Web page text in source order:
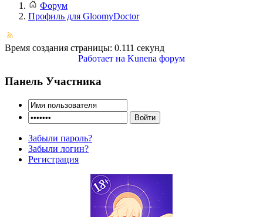
Форум
Профиль для GloomyDoctor
Время создания страницы: 0.111 секунд
Работает на Kunena форум
Панель Участника
Забыли пароль?
Забыли логин?
Регистрация